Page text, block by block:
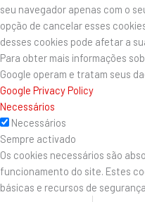
seu navegador apenas com o
opção de cancelar esses
desses cookies pode afetar a
Para obter mais informações
Google operam e tratam seus
Google Privacy Policy
Necessários
Necessários
Sempre activado
Os cookies necessários são
funcionamento do site. Estes
básicas e recursos de